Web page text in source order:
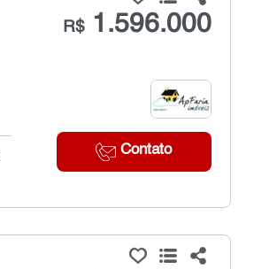
R$1.596.000
Contato